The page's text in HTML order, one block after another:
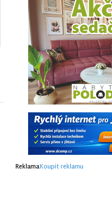
ReklamaKoupit reklamu